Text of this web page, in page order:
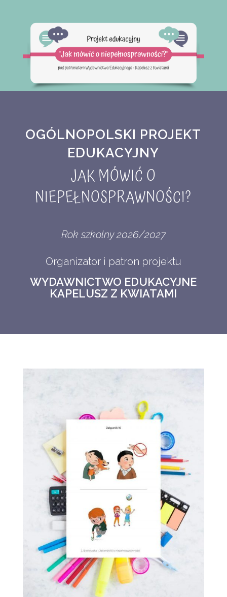
OGÓLNOPOLSKI PROJEKT
EDUKACYJNY
JAK MÓWIĆ O
NIEPEŁNOSPRAWNOŚCI?
Rok szkolny 2026/2027
Organizator i patron projektu
WYDAWNICTWO EDUKACYJNE
KAPELUSZ Z KWIATAMI